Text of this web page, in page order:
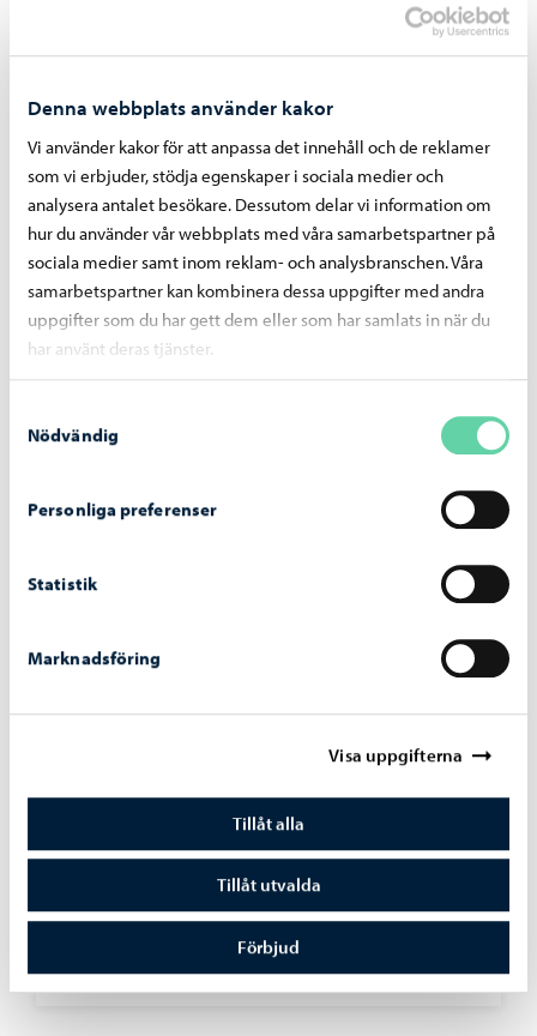
Denna webbplats använder kakor
Vi använder kakor för att anpassa det innehåll och de reklamer
som vi erbjuder, stödja egenskaper i sociala medier och
analysera antalet besökare. Dessutom delar vi information om
hur du använder vår webbplats med våra samarbetspartner på
sociala medier samt inom reklam- och analysbranschen. Våra
samarbetspartner kan kombinera dessa uppgifter med andra
uppgifter som du har gett dem eller som har samlats in när du
har använt deras tjänster.
Nödvändig
Personliga preferenser
Statistik
Marknadsföring
Visa uppgifterna
Tillåt alla
Tillåt utvalda
Förbjud
I Borgå har man lyckats öka antalet invånare i centrum
centrum-området avgränsas av en radie på en kilometer
från den kommersiella mittpunkten. I Borgås
En kvarts
centrum-område bor nu cirka 10 080 invånare, vilket är 136
fler än för ett år sedan. Under 2000-talet har befolkningen
ökat med totalt 30,0 % (2000–2025). Befolkningstätheten i
Borgå centrum (3 208 inv./km²) är relativt hög trots att
staden domineras av småhus.
17.06.2026
Sommarens mötesplats på torget öppnar